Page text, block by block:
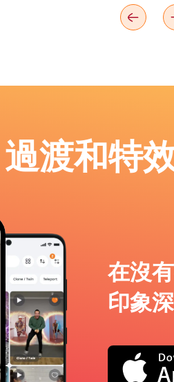
渡和特
在沒
印象